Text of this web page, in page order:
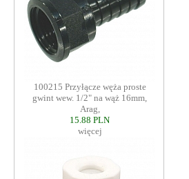
100215 Przyłącze węża proste
gwint wew. 1/2" na wąż 16mm,
Arag,
15.88 PLN
więcej